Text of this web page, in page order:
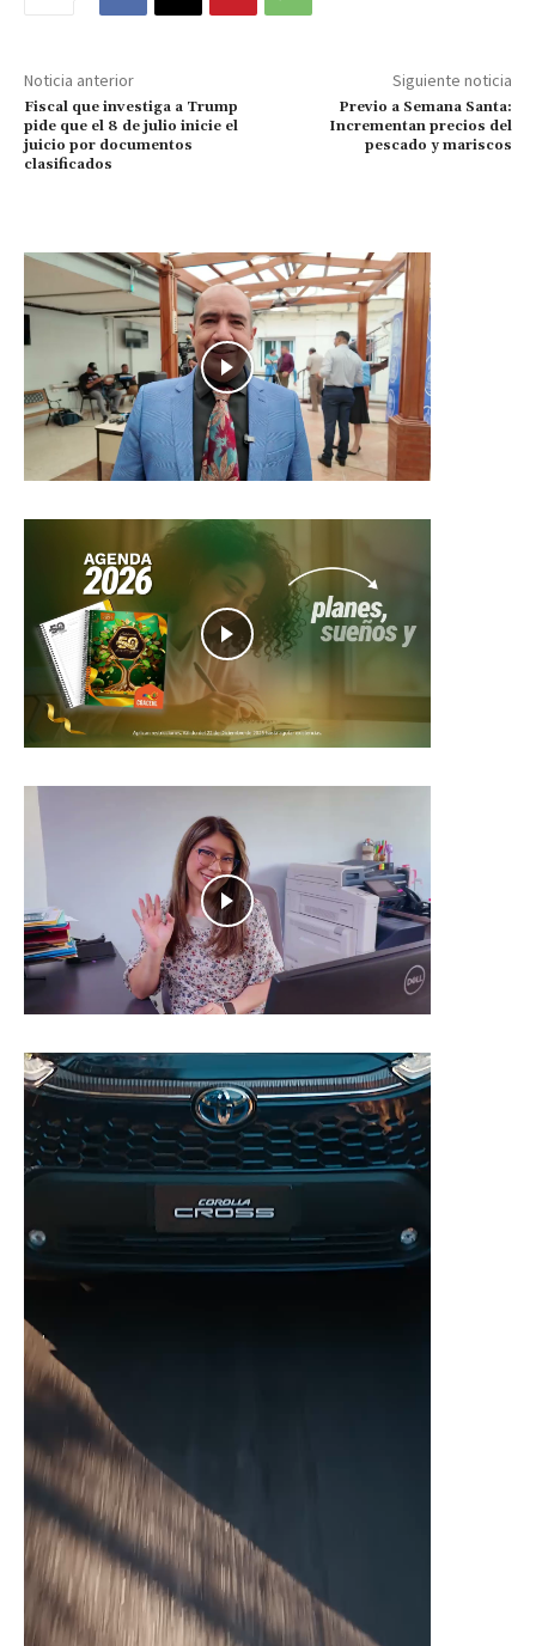
Noticia anterior
Fiscal que investiga a Trump
pide que el 8 de julio inicie el
juicio por documentos
clasificados
Siguiente noticia
Previo a Semana Santa:
Incrementan precios del
pescado y mariscos